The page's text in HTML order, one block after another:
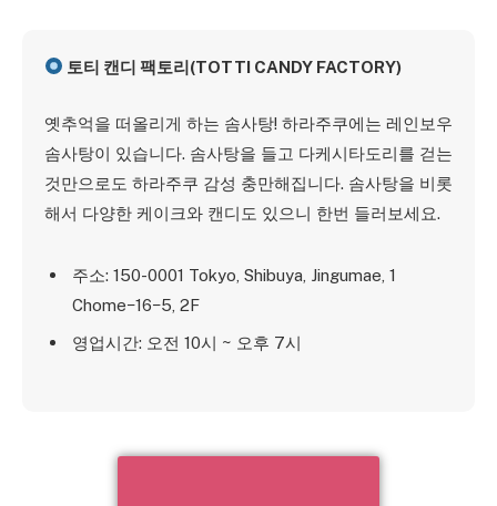
토티 캔디 팩토리(TOTTI CANDY FACTORY)
옛추억을 떠올리게 하는 솜사탕! 하라주쿠에는 레인보우
솜사탕이 있습니다. 솜사탕을 들고 다케시타도리를 걷는
것만으로도 하라주쿠 감성 충만해집니다. 솜사탕을 비롯
해서 다양한 케이크와 캔디도 있으니 한번 들러보세요.
주소: 150-0001 Tokyo, Shibuya, Jingumae, 1
Chome−16−5, 2F
영업시간: 오전 10시 ~ 오후 7시